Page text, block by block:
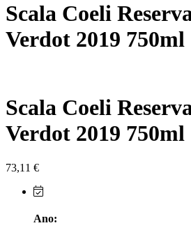
Herdade Papa Leite -
Horacio Simoes Setubal
Já Te Disse - Alentejo
João Tique - Top Wines -
Scala Coeli
Verdot 2019 750ml
Scala Coeli
Verdot 2019 750ml
73,11 €
Ano: